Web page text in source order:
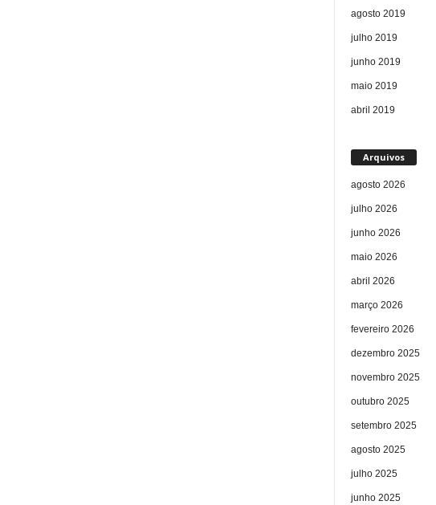
agosto 2019
julho 2019
junho 2019
maio 2019
abril 2019
Arquivos
agosto 2026
julho 2026
junho 2026
maio 2026
abril 2026
março 2026
fevereiro 2026
dezembro 2025
novembro 2025
outubro 2025
setembro 2025
agosto 2025
julho 2025
junho 2025